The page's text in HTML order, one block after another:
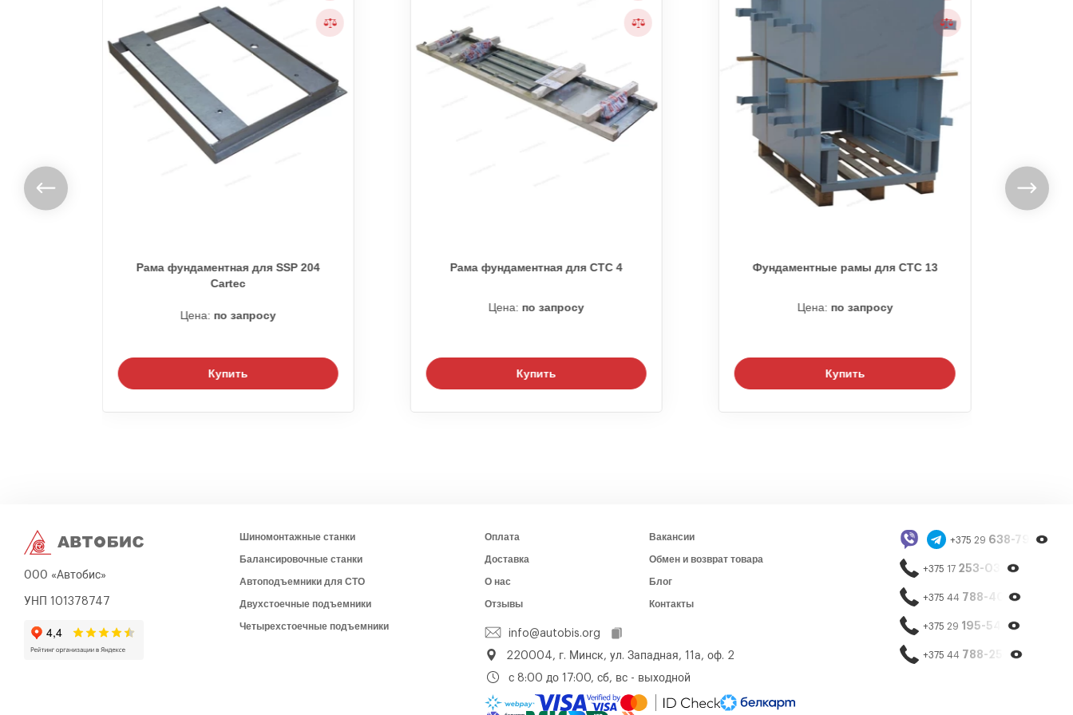
Рама фундаментная для SSP 204
Cartec
Цена: по запросу
Купить
Рама фундаментная для СТС 4
Цена: по запросу
Купить
Фундаментные рамы для СТС 13
Цена: по запросу
Купить
ООО «Автобис»
УНП 101378747
Шиномонтажные станки
Балансировочные станки
Автоподъемники для СТО
Двухстоечные подъемники
Четырехстоечные подъемники
Оплата
Доставка
О нас
Отзывы
Вакансии
Обмен и возврат товара
Блог
Контакты
info@autobis.org
220004, г. Минск, ул. Западная, 11а, оф. 2
с 8:00 до 17:00, сб, вс - выходной
+375 29 638-79-23
+375 17 253-03-26
+375 44 788-40-13
+375 29 195-54-65
+375 44 788-25-99